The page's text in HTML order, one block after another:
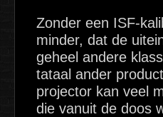
Zonder een ISF-
minder, dat de
geheel andere
tataal ander
projector kan veel
die vanuit de doos